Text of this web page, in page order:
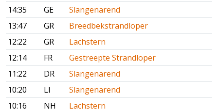
14:35
GE
Slangenarend
13:47
GR
Breedbekstrandloper
12:22
GR
Lachstern
12:14
FR
Gestreepte Strandloper
11:22
DR
Slangenarend
10:20
LI
Slangenarend
10:16
NH
Lachstern